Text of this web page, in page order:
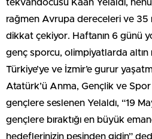
tekvandocusu Kaan Yelaldı,
rağmen Avrupa dereceleri ve 35
dikkat çekiyor. Haftanın 6 günü
genç sporcu, olimpiyatlarda
Türkiye’ye ve İzmir’e gurur
Atatürk’ü Anma, Gençlik ve Spor
gençlere seslenen Yelaldı, “19
gençlere bıraktığı en büyük
hedeflerinizin peşinden gidin”